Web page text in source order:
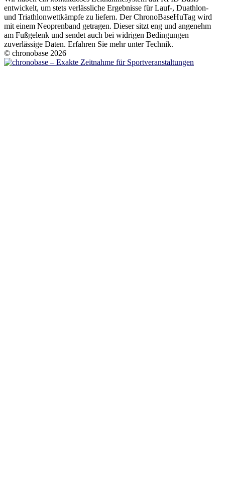
entwickelt, um stets verlässliche Ergebnisse für Lauf-, Duathlon-
und Triathlonwettkämpfe zu liefern. Der ChronoBaseHuTag wird
mit einem Neoprenband getragen. Dieser sitzt eng und angenehm
am Fußgelenk und sendet auch bei widrigen Bedingungen
zuverlässige Daten. Erfahren Sie mehr unter Technik.
© chronobase 2026